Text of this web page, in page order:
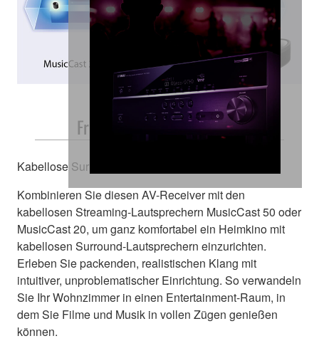
Freie, einfache Platzierung
Kabellose Surround-Lautsprecher
Kombinieren Sie diesen AV-Receiver mit den
kabellosen Streaming-Lautsprechern MusicCast 50 oder
MusicCast 20, um ganz komfortabel ein Heimkino mit
kabellosen Surround-Lautsprechern einzurichten.
Erleben Sie packenden, realistischen Klang mit
intuitiver, unproblematischer Einrichtung. So verwandeln
Sie Ihr Wohnzimmer in einen Entertainment-Raum, in
dem Sie Filme und Musik in vollen Zügen genießen
können.